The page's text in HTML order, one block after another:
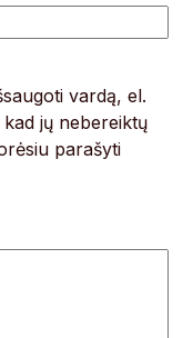
vardą, el.
jų nebereiktų
parašyti